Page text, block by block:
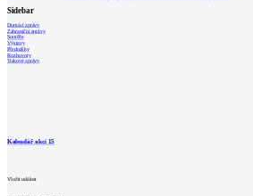
Sidebar
Domácí zprávy
Zahraniční zprávy
Soutěže
Výstavy
Přednášky
Rozhovory
Tiskové zprávy
Kalendář akcí 15
Vložit událost